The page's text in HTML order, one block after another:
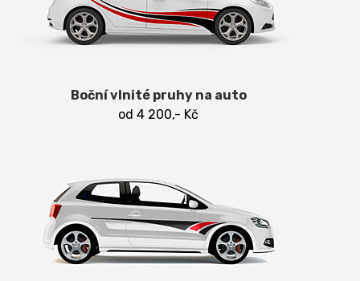
problémů. Polep můžeme vyrobit z folie s
běžným lepidlem, tu je pak možné lepit na mokro
i na sucho nebo můžeme použít fólii s tzv.
bez bublin.
Jak připravit auto na polep
Jak pečovat o
polepy
Jak se chovat k novému polepu
Boční vlnité pruhy na auto
od 4 200,- Kč